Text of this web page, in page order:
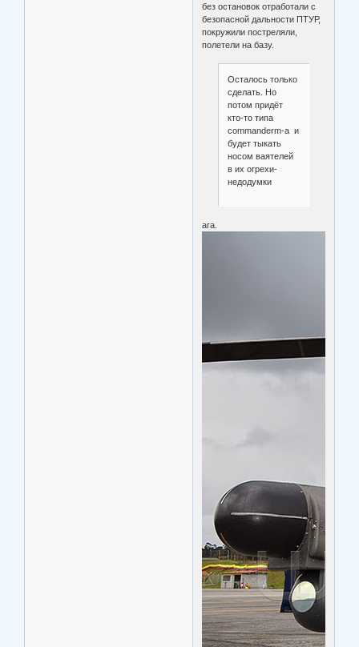
без остановок отработали с
безопасной дальности ПТУР,
покружили постреляли,
полетели на базу.
Осталось только
сделать. Но
потом придёт
кто-то типа
commanderm-а и
будет тыкать
носом ваятелей
в их огрехи-
недодумки
ага.